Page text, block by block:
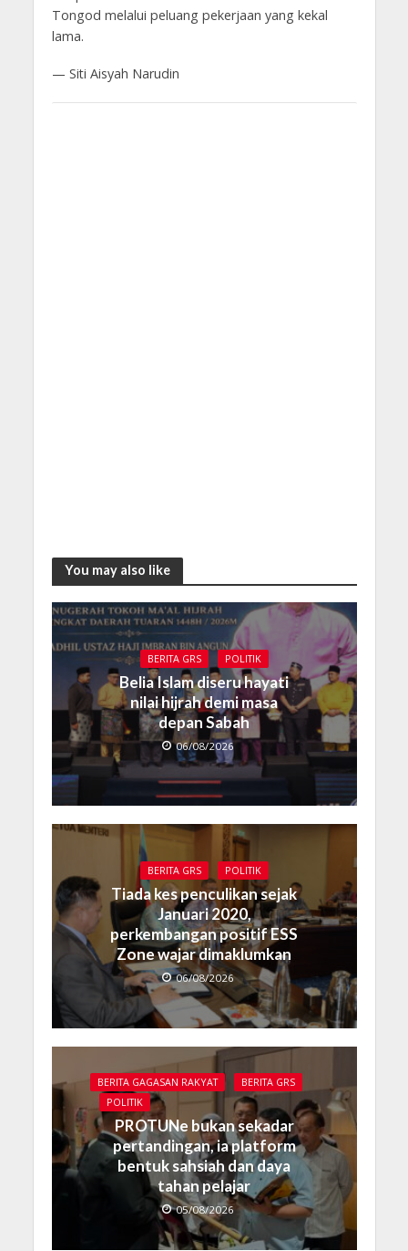
Tongod melalui peluang pekerjaan yang kekal
lama.
— Siti Aisyah Narudin
You may also like
BERITA GRS POLITIK
Belia Islam diseru hayati
nilai hijrah demi masa
depan Sabah
06/08/2026
BERITA GRS POLITIK
Tiada kes penculikan sejak
Januari 2020,
perkembangan positif ESS
Zone wajar dimaklumkan
06/08/2026
BERITA GAGASAN RAKYAT
BERITA GRS
POLITIK
PROTUNe bukan sekadar
pertandingan, ia platform
bentuk sahsiah dan daya
tahan pelajar
05/08/2026